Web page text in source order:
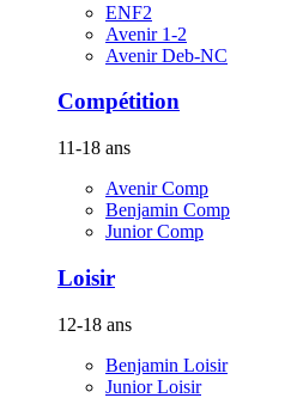
ENF2
Avenir 1-2
Avenir Deb-NC
Compétition
11-18 ans
Avenir Comp
Benjamin Comp
Junior Comp
Loisir
12-18 ans
Benjamin Loisir
Junior Loisir